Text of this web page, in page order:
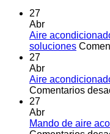
27
Abr
Aire
soluciones
27
Abr
Aire
Comentarios
27
Abr
Mando de aire